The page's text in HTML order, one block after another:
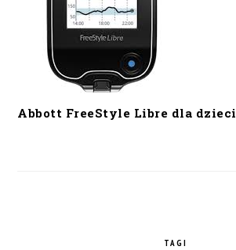
Abbott FreeStyle Libre dla dzieci
TAGI